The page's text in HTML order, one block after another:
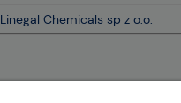
Linegal Chemicals sp z o.o.